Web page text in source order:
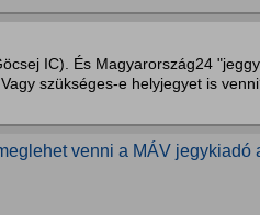
IC). És Magyarország24
szükséges-e helyjegyet is
venni a MÁV jegykiadó